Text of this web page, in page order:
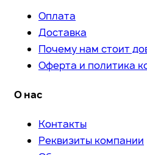
Оплата
Доставка
Почему нам стоит
Оферта и политика
О нас
Контакты
Реквизиты компании